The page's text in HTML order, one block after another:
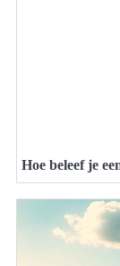
Hoe beleef je